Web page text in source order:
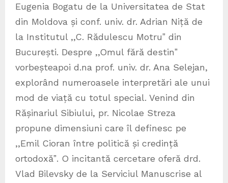
Eugenia Bogatu de la Universitatea de Stat
din Moldova și conf. univ. dr. Adrian Niță de
la Institutul ,,C. Rădulescu Motruˮ din
București. Despre ,,Omul fără destinˮ
vorbeșteapoi d.na prof. univ. dr. Ana Selejan,
explorând numeroasele interpretări ale unui
mod de viață cu totul special. Venind din
Rășinariul Sibiului, pr. Nicolae Streza
propune dimensiuni care îl definesc pe
,,Emil Cioran între politică și credință
ortodoxăˮ. O incitantă cercetare oferă drd.
Vlad Bilevsky de la Serviciul Manuscrise al